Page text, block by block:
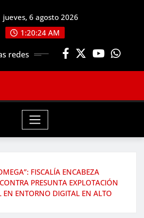
jueves, 6 agosto 2026
1:20:25 AM
redes
FISCALÍA ENCABEZA
PRESUNTA EXPLOTACIÓN
EN ENTORNO DIGITAL EN ALTO